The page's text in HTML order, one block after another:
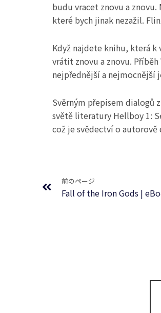
budu vracet znovu a
které bych jinak nezažil.
Když najdete knihu, která
vrátit znovu a znovu.
nejpřednější a
Svěrným přepisem dialogů
světě literatury Hellboy 1:
což je svědectví o
前のページ
Fall of the Iron Gods |